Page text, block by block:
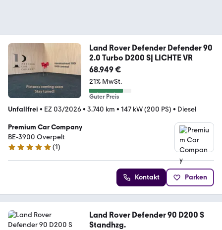
Land Rover Defender Defender 90
2.0 Turbo D200 S| LICHTE VR
68.949 €
21% MwSt.
Guter Preis
Unfallfrei • EZ 03/2026• 3.740 km • 147 kW (200 PS) • Diesel
Premium Car Company
BE-3900 Overpelt
5 Sterne
(1)
Kontakt Parken
Land Rover Defender 90 D200 S
Standhzg.